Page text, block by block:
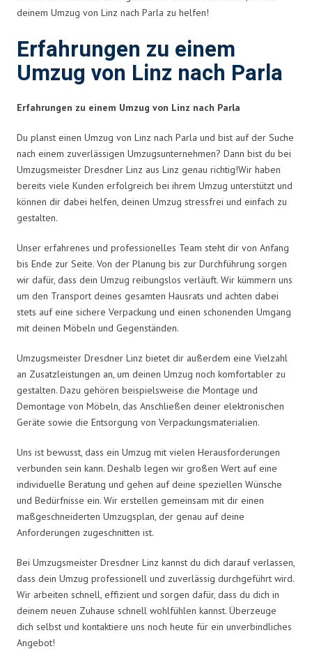
deinem Umzug von Linz nach Parla zu helfen!
Erfahrungen zu einem
Umzug von Linz nach Parla
Erfahrungen zu einem Umzug von Linz nach Parla
Du planst einen Umzug von Linz nach Parla und bist auf der Suche
nach einem zuverlässigen Umzugsunternehmen? Dann bist du bei
Umzugsmeister Dresdner Linz aus Linz genau richtig!Wir haben
bereits viele Kunden erfolgreich bei ihrem Umzug unterstützt und
können dir dabei helfen, deinen Umzug stressfrei und einfach zu
gestalten.
Unser erfahrenes und professionelles Team steht dir von Anfang
bis Ende zur Seite. Von der Planung bis zur Durchführung sorgen
wir dafür, dass dein Umzug reibungslos verläuft. Wir kümmern uns
um den Transport deines gesamten Hausrats und achten dabei
stets auf eine sichere Verpackung und einen schonenden Umgang
mit deinen Möbeln und Gegenständen.
Umzugsmeister Dresdner Linz bietet dir außerdem eine Vielzahl
an Zusatzleistungen an, um deinen Umzug noch komfortabler zu
gestalten. Dazu gehören beispielsweise die Montage und
Demontage von Möbeln, das Anschließen deiner elektronischen
Geräte sowie die Entsorgung von Verpackungsmaterialien.
Uns ist bewusst, dass ein Umzug mit vielen Herausforderungen
verbunden sein kann. Deshalb legen wir großen Wert auf eine
individuelle Beratung und gehen auf deine speziellen Wünsche
und Bedürfnisse ein. Wir erstellen gemeinsam mit dir einen
maßgeschneiderten Umzugsplan, der genau auf deine
Anforderungen zugeschnitten ist.
Bei Umzugsmeister Dresdner Linz kannst du dich darauf verlassen,
dass dein Umzug professionell und zuverlässig durchgeführt wird.
Wir arbeiten schnell, effizient und sorgen dafür, dass du dich in
deinem neuen Zuhause schnell wohlfühlen kannst. Überzeuge
dich selbst und kontaktiere uns noch heute für ein unverbindliches
Angebot!